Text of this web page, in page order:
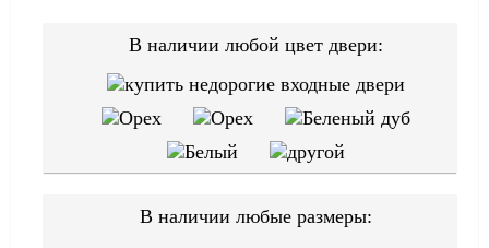
В наличии любой цвет двери:
В наличии любые размеры: